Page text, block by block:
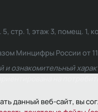
данный веб-сайт, вы
стр. 1, этаж 3, помещ. 1,
Минцифры России от 11
ознакомительный